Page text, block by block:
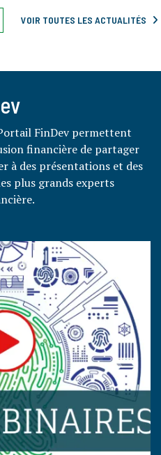
VOIR TOUTES LES ACTUALITÉS
FinDev permettent
financière de partager
à des présentations et des
plus grands experts